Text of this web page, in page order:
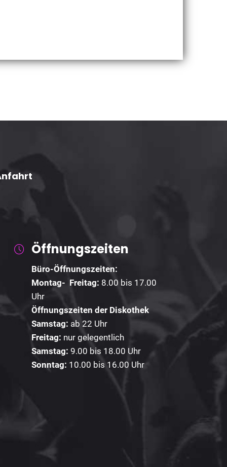
Öffnungszeiten
Büro-Öffnungszeiten:
Montag- Freitag: 8.00 bis 17.00
Uhr
Öffnungszeiten der Diskothek
Samstag: ab 22 Uhr
Freitag: nur gelegentlich
Samstag: 9.00 bis 18.00 Uhr
Sonntag: 10.00 bis 16.00 Uhr